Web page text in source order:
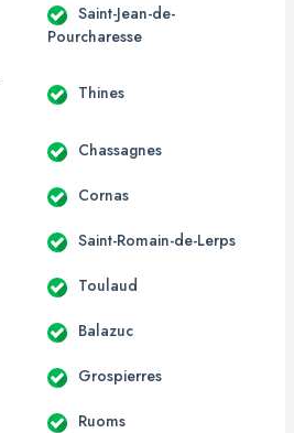
Saint-Jean-de-
Pourcharesse
Thines
Chassagnes
Cornas
Saint-Romain-de-Lerps
Toulaud
Balazuc
Grospierres
Ruoms